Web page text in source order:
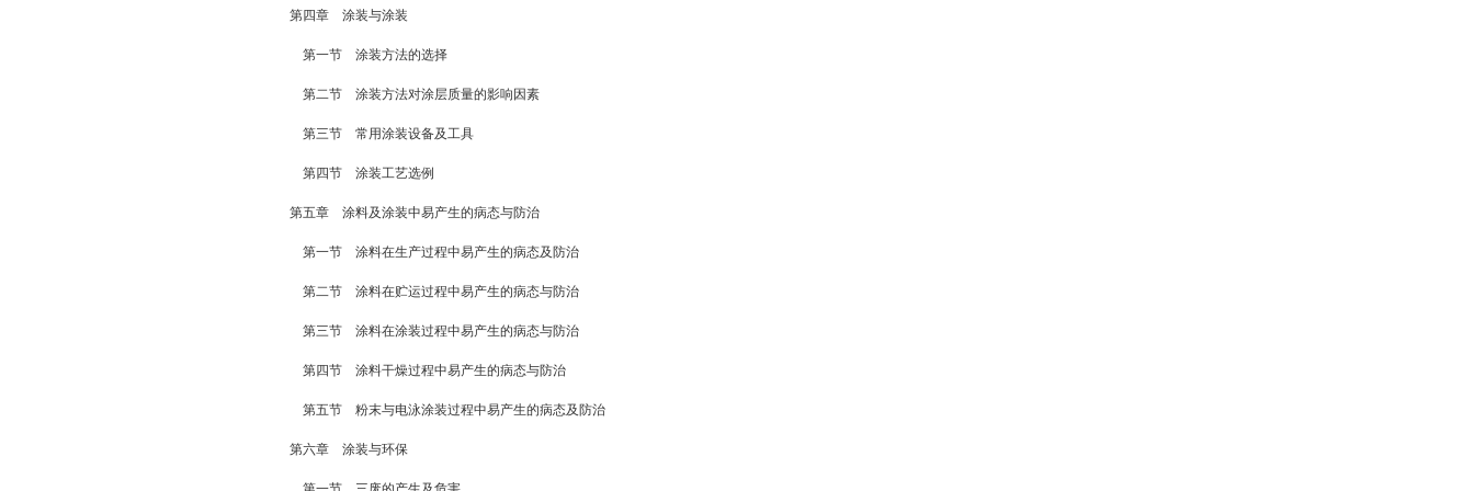
第四章 涂装与涂装
第一节 涂装方法的选择
第二节 涂装方法对涂层质量的影响因素
第三节 常用涂装设备及工具
第四节 涂装工艺选例
第五章 涂料及涂装中易产生的病态与防治
第一节 涂料在生产过程中易产生的病态及防治
第二节 涂料在贮运过程中易产生的病态与防治
第三节 涂料在涂装过程中易产生的病态与防治
第四节 涂料干燥过程中易产生的病态与防治
第五节 粉末与电泳涂装过程中易产生的病态及防治
第六章 涂装与环保